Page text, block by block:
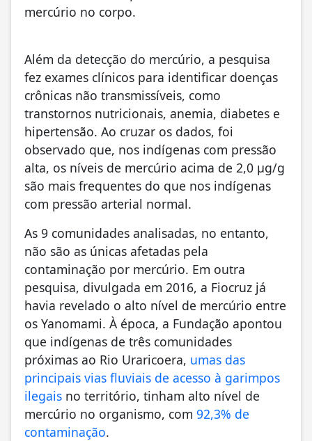
mercúrio no corpo.
Além da detecção do mercúrio, a pesquisa
fez exames clínicos para identificar doenças
crônicas não transmissíveis, como
transtornos nutricionais, anemia, diabetes e
hipertensão. Ao cruzar os dados, foi
observado que, nos indígenas com pressão
alta, os níveis de mercúrio acima de 2,0 μg/g
são mais frequentes do que nos indígenas
com pressão arterial normal.
As 9 comunidades analisadas, no entanto,
não são as únicas afetadas pela
contaminação por mercúrio. Em outra
pesquisa, divulgada em 2016, a Fiocruz já
havia revelado o alto nível de mercúrio entre
os Yanomami. À época, a Fundação apontou
que indígenas de três comunidades
próximas ao Rio Uraricoera, umas das
principais vias fluviais de acesso à garimpos
ilegais no território, tinham alto nível de
mercúrio no organismo, com 92,3% de
contaminação.